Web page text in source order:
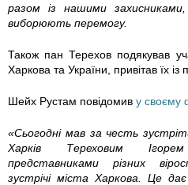
1
.
g
2
.
g
3
.
g
разом із нашими
виборюють перемогу.
Також пан Терехов подякував
Харкова та України, привітав їх
Шейх Рустам повідомив у своєму
«Сьогодні мав за честь
Харків Тереховим
представниками різних
зустрічі міста Харкова. Це